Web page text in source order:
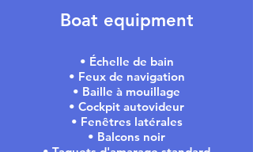
Boat equipment
• Échelle de bain
• Feux de navigation
• Baille à mouillage
• Cockpit autovideur
• Fenêtres latérales
• Balcons noir